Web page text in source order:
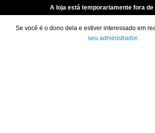
A loja está temporariamente fora
Se você é o dono dela e estiver interessado em
seu administrador.